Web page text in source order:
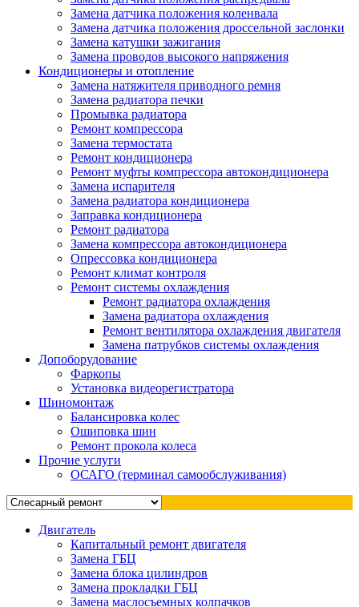
Замена датчика положения коленвала
Замена датчика положения дроссельной заслонки
Замена катушки зажигания
Замена проводов высокого напряжения
Кондиционеры и отопление
Замена натяжителя приводного ремня
Замена радиатора печки
Промывка радиатора
Ремонт компрессора
Замена термостата
Ремонт кондиционера
Ремонт муфты компрессора автокондиционера
Замена испарителя
Замена радиатора кондиционера
Заправка кондиционера
Ремонт радиатора
Замена компрессора автокондиционера
Опрессовка кондиционера
Ремонт климат контроля
Ремонт системы охлаждения
Ремонт радиатора охлаждения
Замена радиатора охлаждения
Ремонт вентилятора охлаждения двигателя
Замена патрубков системы охлаждения
Допоборудование
Фаркопы
Установка видеорегистратора
Шиномонтаж
Балансировка колес
Ошиповка шин
Ремонт прокола колеса
Прочие услуги
ОСАГО (терминал самообслуживания)
Двигатель
Капитальный ремонт двигателя
Замена ГБЦ
Замена блока цилиндров
Замена прокладки ГБЦ
Замена маслосъемных колпачков